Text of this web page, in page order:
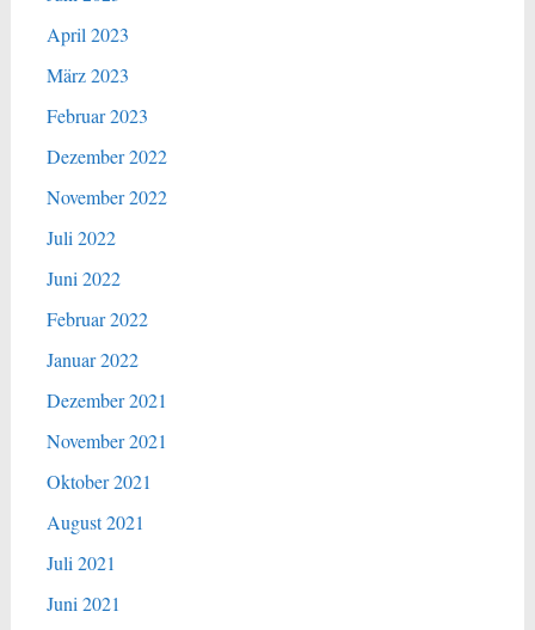
April 2023
März 2023
Februar 2023
Dezember 2022
November 2022
Juli 2022
Juni 2022
Februar 2022
Januar 2022
Dezember 2021
November 2021
Oktober 2021
August 2021
Juli 2021
Juni 2021